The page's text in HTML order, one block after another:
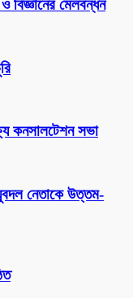
বিজ্ঞানের মেলবন্ধন
কনসালটেশন সভা
নেতাকে উত্তম-